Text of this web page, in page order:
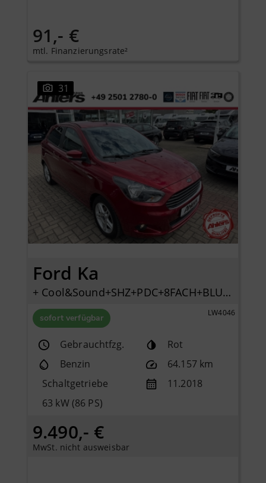
91,- €
mtl. Finanzierungsrate²
31
Ford Ka
+ Cool&Sound+SHZ+PDC+8FACH+BLUETOOTH+KLIMA+2HAND+
sofort verfügbar LW4046
Gebrauchtfzg.
Rot
Benzin
64.157 km
Schaltgetriebe
11.2018
63 kW (86 PS)
9.490,- €
MwSt. nicht ausweisbar